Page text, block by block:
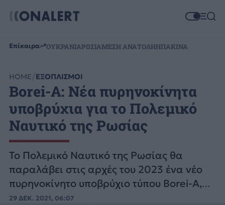
Επίκαιρα ΟΥΚΡΑΝΙΑΡΩΣΙΑΜΕΣΗ ΑΝΑΤΟΛΗΗΠΑΚΙΝΑ
HOME ΕΞΟΠΛΙΣΜΟΙ
Borei-A: Νέα πυρηνοκίνητα
υποβρύχια για το Πολεμικό
Ναυτικό της Ρωσίας
Το Πολεμικό Ναυτικό της Ρωσίας θα
παραλάβει στις αρχές του 2023 ένα νέο
πυρηνοκίνητο υποβρύχιο τύπου Borei-A,
μετά από θαλάσσιες δοκιμές.
29 ΔΕΚ. 2021, 06:07